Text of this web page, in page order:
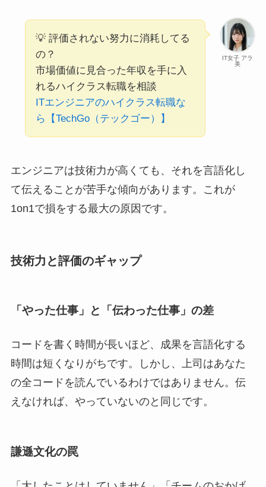
IT女子 アラ
美
💡 評価されない努力に消耗してる
の？
市場価値に見合った年収を手に入
れるハイクラス転職を相談
ITエンジニアのハイクラス転職な
ら【TechGo（テックゴー）】
エンジニアは技術力が高くても、それを言語化し
て伝えることが苦手な傾向があります。これが
1on1で損をする最大の原因です。
技術力と評価のギャップ
「やった仕事」と「伝わった仕事」の差
コードを書く時間が長いほど、成果を言語化する
時間は短くなりがちです。しかし、上司はあなた
の全コードを読んでいるわけではありません。伝
えなければ、やっていないのと同じです。
謙遜文化の罠